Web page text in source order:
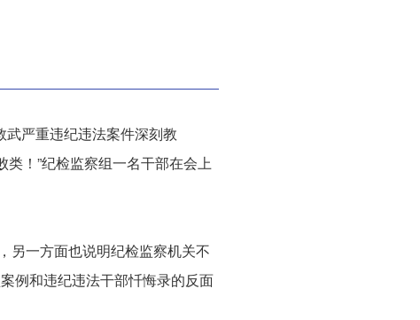
严重违纪违法案件深刻教
类！”纪检监察组一名干部在会上
另一方面也说明纪检监察机关不
例和违纪违法干部忏悔录的反面